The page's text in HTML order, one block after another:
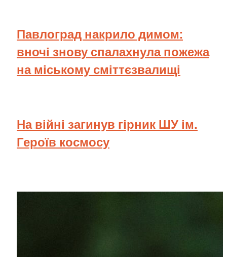
Павлоград накрило димом:
вночі знову спалахнула пожежа
на міському сміттєзвалищі
На війні загинув гірник ШУ ім.
Героїв космосу